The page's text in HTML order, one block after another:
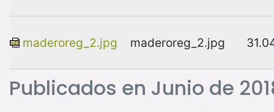
Publicados en Junio de
maderoreg_2.jpg maderoreg_2.jpg